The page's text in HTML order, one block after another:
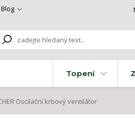
Blog
Topení
Oscilační krbový ventilátor